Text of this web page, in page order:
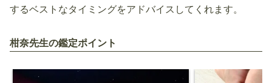
するベストなタイミングをアドバイスしてくれます。
柑奈先生の鑑定ポイント